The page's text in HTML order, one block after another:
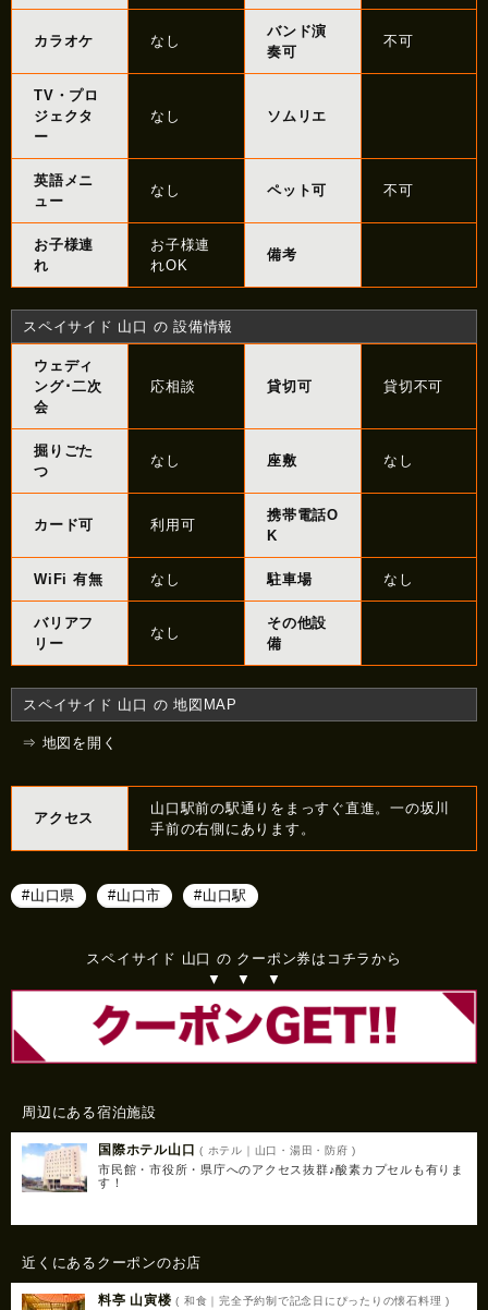
カラオケ なし
バンド演
奏可
不可
TV・プロ
ジェクタ
ー
なし ソムリエ
英語メニ
ュー
なし ペット可 不可
お子様連
れ
お子様連
れOK
備考
スペイサイド 山口 の 設備情報
ウェディ
ング･二次
会
応相談 貸切可 貸切不可
掘りごた
つ
なし 座敷 なし
カード可 利用可
携帯電話O
K
WiFi 有無 なし 駐車場 なし
バリアフ
リー
なし
その他設
備
スペイサイド 山口 の 地図MAP
⇒ 地図を開く
アクセス
山口駅前の駅通りをまっすぐ直進。一の坂川
手前の右側にあります。
#山口県 #山口市 #山口駅
スペイサイド 山口 の クーポン券はコチラから
▼ ▼ ▼
周辺にある宿泊施設
国際ホテル山口 ( ホテル｜山口・湯田・防府 )
市民館・市役所・県庁へのアクセス抜群♪酸素カプセルも有りま
す！
近くにあるクーポンのお店
料亭 山寅楼 ( 和食｜完全予約制で記念日にぴったりの懐石料理 )